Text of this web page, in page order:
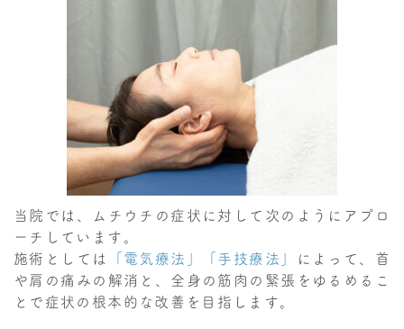
当院では、ムチウチの症状に対して次のようにアプロ
ーチしています。
施術としては
「電気療法」「手技療法」
によって、首
や肩の痛みの解消と、全身の筋肉の緊張をゆるめるこ
とで症状の根本的な改善を目指します。